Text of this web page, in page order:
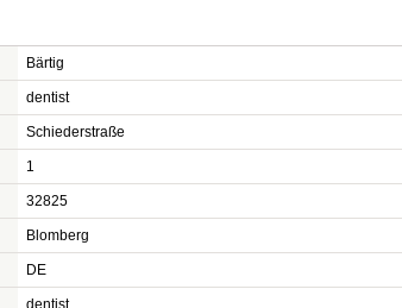
Bärtig
dentist
Schiederstraße
1
32825
Blomberg
DE
dentist